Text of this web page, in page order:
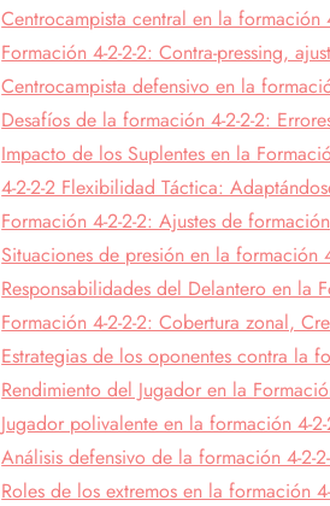
Centrocampista central en la
Formación 4-2-2-2: Contra-pressing,
Centrocampista defensivo en la
Desafíos de la formación 4-2-2-2:
Impacto de los Suplentes en la
4-2-2-2 Flexibilidad Táctica:
Formación 4-2-2-2: Ajustes de
Situaciones de presión en la formación
Responsabilidades del Delantero en la
Formación 4-2-2-2: Cobertura zonal,
Estrategias de los oponentes contra la
Rendimiento del Jugador en la
Jugador polivalente en la formación 4-
Análisis defensivo de la formación 4-
Roles de los extremos en la formación